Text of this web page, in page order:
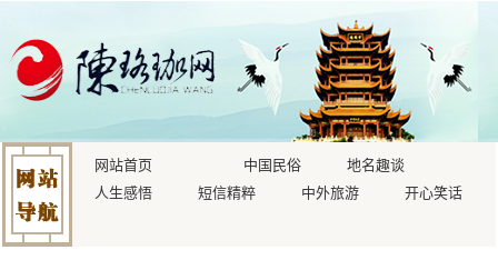
网站首页 中国民俗
地名趣谈
人生感悟
短信精粹 中外旅游 开心笑话